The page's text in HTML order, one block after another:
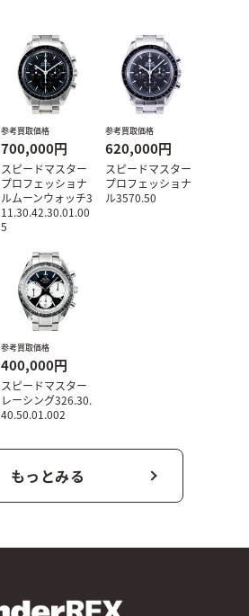
参考買取価格
700,000円
スピードマスター
プロフェッショナ
ルムーンウォッチ3
11.30.42.30.01.00
5
参考買取価格
620,000円
スピードマスター
プロフェッショナ
ル3570.50
参考買取価格
400,000円
スピードマスター
レーシング326.30.
40.50.01.002
もっとみる